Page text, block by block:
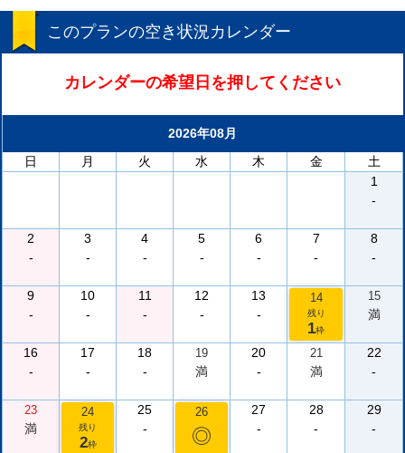
このプランの空き状況カレンダー
カレンダーの希望日を押してください
2026年08月
日
月 火 水 木 金
土
1
-
2
-
3
-
4
-
5
-
6
-
7
-
8
-
9
-
10
-
11
-
12
-
13
-
14
残り
1枠
15
満
16
-
17
-
18
-
19
満
20
-
21
満
22
-
23
満
24
残り
2枠
25
-
26
◎
27
-
28
-
29
-